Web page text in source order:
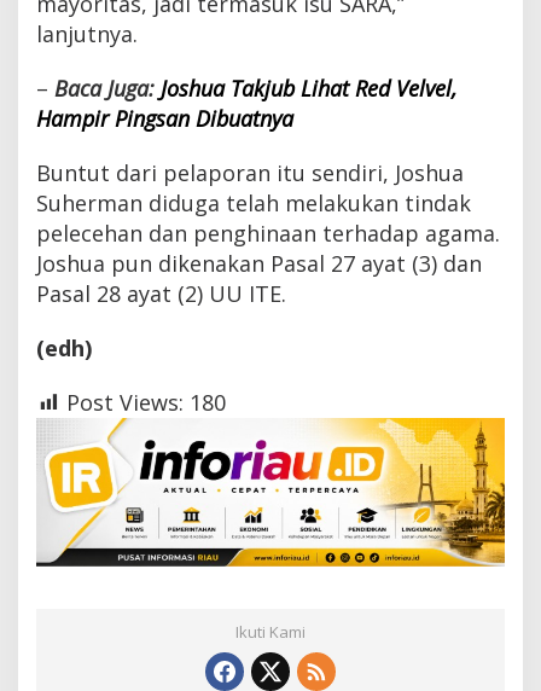
lanjutnya.
– Baca Juga: Joshua Takjub Lihat Red Velvel,
Hampir Pingsan Dibuatnya
Buntut dari pelaporan itu sendiri, Joshua
Suherman diduga telah melakukan tindak
pelecehan dan penghinaan terhadap agama.
Joshua pun dikenakan Pasal 27 ayat (3) dan
Pasal 28 ayat (2) UU ITE.
(edh)
Post Views: 180
Ikuti Kami